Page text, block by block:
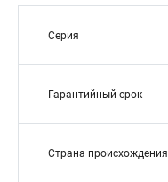
Серия
Гарантийный срок
Страна происхождения